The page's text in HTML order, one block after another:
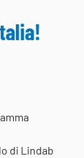
di Lindab